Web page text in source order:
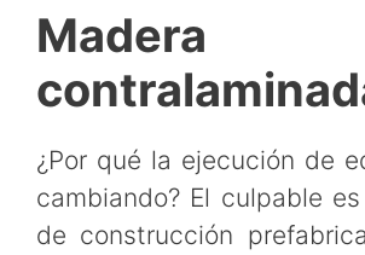
Madera
¿Por qué la ejecución de
cambiando? El culpable
de construcción